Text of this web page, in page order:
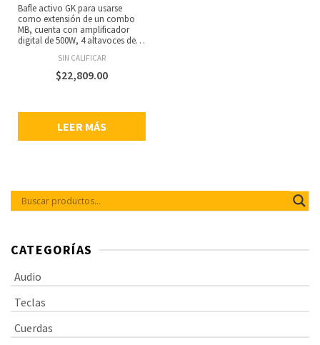
Bafle activo GK para usarse
como extensión de un combo
MB, cuenta con amplificador
digital de 500W, 4 altavoces de
SIN CALIFICAR
$22,809.00
LEER MÁS
CATEGORÍAS
Audio
Teclas
Cuerdas